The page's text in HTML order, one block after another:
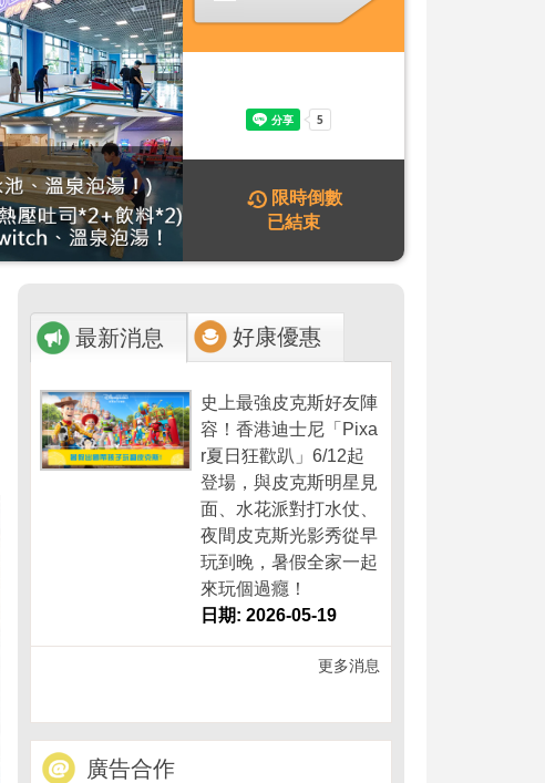
限時倒數
已結束
最新消息 好康優惠
史上最強皮克斯好友陣
容！香港迪士尼「Pixa
r夏日狂歡趴」6/12起
登場，與皮克斯明星見
面、水花派對打水仗、
夜間皮克斯光影秀從早
玩到晚，暑假全家一起
來玩個過癮！
日期: 2026-05-19
更多消息
廣告合作